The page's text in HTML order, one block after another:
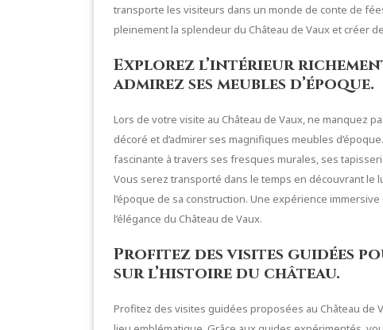
transporte les visiteurs dans un monde de conte de
pleinement la splendeur du Château de Vaux et créer
Explorez l’intérieur
admirez ses meubles d’époque.
Lors de votre visite au Château de Vaux, ne manquez
décoré et d’admirer ses magnifiques meubles
fascinante à travers ses fresques murales, ses
Vous serez transporté dans le temps en découvrant le
l’époque de sa construction. Une expérience
l’élégance du Château de Vaux.
Profitez des visites guidées
sur l’histoire du château.
Profitez des visites guidées proposées au Château de